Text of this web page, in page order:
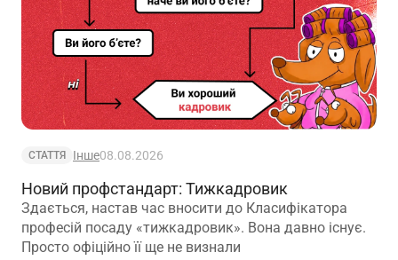
СТАТТЯ Інше08.08.2026
Новий профстандарт: Тижкадровик
Здається, настав час вносити до Класифікатора
професій посаду «тижкадровик». Вона давно існує.
Просто офіційно її ще не визнали